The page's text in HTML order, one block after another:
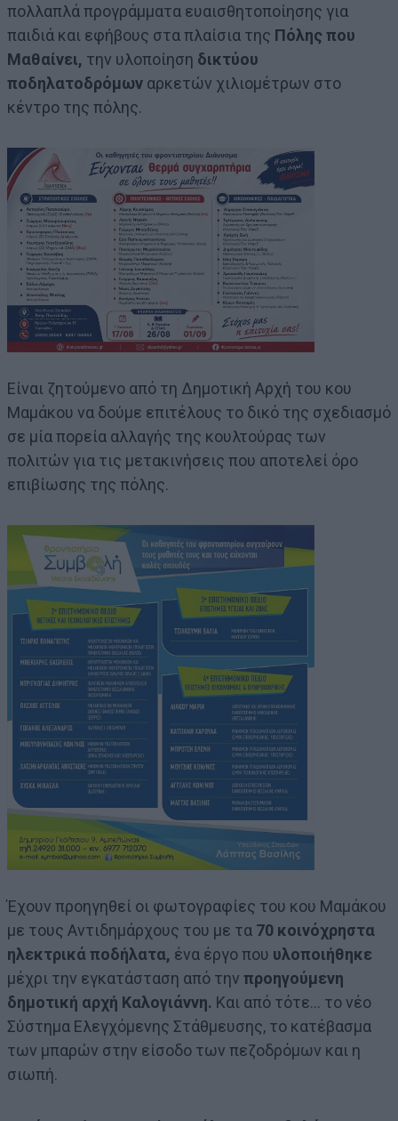
πολλαπλά προγράμματα ευαισθητοποίησης για
παιδιά και εφήβους στα πλαίσια της Πόλης που
Μαθαίνει, την υλοποίηση δικτύου
ποδηλατοδρόμων αρκετών χιλιομέτρων στο
κέντρο της πόλης.
Είναι ζητούμενο από τη Δημοτική Αρχή του κου
Μαμάκου να δούμε επιτέλους το δικό της σχεδιασμό
σε μία πορεία αλλαγής της κουλτούρας των
πολιτών για τις μετακινήσεις που αποτελεί όρο
επιβίωσης της πόλης.
Έχουν προηγηθεί οι φωτογραφίες του κου Μαμάκου
με τους Αντιδημάρχους του με τα 70 κοινόχρηστα
ηλεκτρικά ποδήλατα, ένα έργο που υλοποιήθηκε
μέχρι την εγκατάσταση από την προηγούμενη
δημοτική αρχή Καλογιάννη. Και από τότε… το νέο
Σύστημα Ελεγχόμενης Στάθμευσης, το κατέβασμα
των μπαρών στην είσοδο των πεζοδρόμων και η
σιωπή.